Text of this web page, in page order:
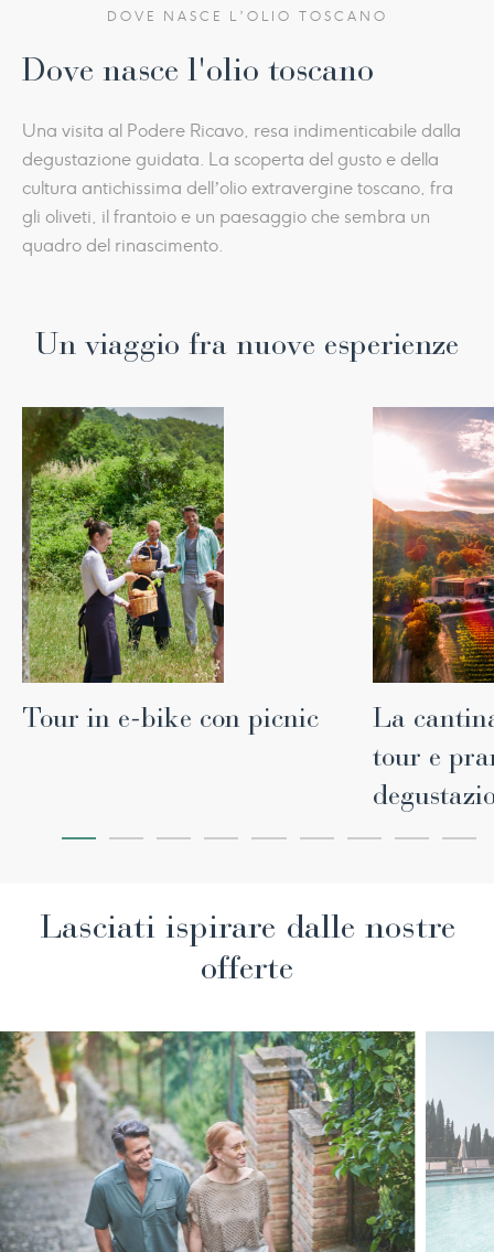
DOVE NASCE L’OLIO TOSCANO
Dove nasce l'olio toscano
Una visita al Podere Ricavo, resa indimenticabile dalla
degustazione guidata. La scoperta del gusto e della
cultura antichissima dell’olio extravergine toscano, fra
gli oliveti, il frantoio e un paesaggio che sembra un
quadro del rinascimento.
Un viaggio fra nuove esperienze
Tour in e-bike con picnic
La
tour e
Lasciati ispirare dalle nostre
offerte